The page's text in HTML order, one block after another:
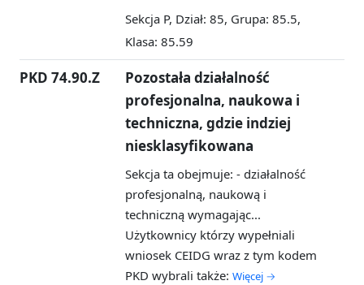
Sekcja P, Dział: 85, Grupa: 85.5,
Klasa: 85.59
PKD 74.90.Z
Pozostała działalność
profesjonalna, naukowa i
techniczna, gdzie indziej
niesklasyfikowana
Sekcja ta obejmuje: - działalność
profesjonalną, naukową i
techniczną wymagając...
Użytkownicy którzy wypełniali
wniosek CEIDG wraz z tym kodem
PKD wybrali także: Więcej →